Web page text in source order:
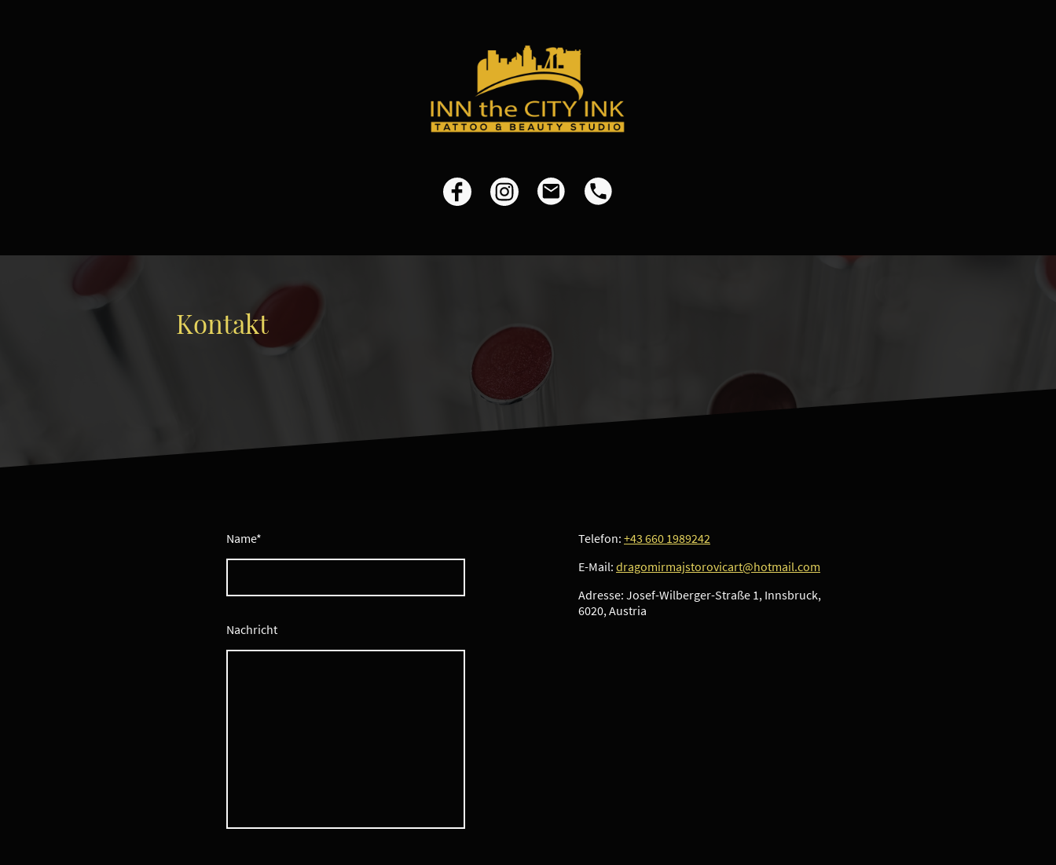
Kontakt
Name*
Nachricht
Telefon: +43 660 1989242
E-Mail: dragomirmajstorovicart@hotmail.com
Adresse: Josef-Wilberger-Straße 1, Innsbruck,
6020, Austria